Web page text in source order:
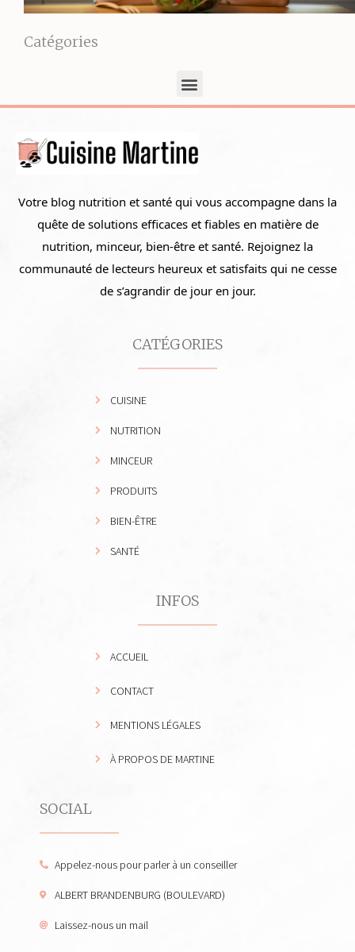
Catégories
Votre blog nutrition et santé qui vous accompagne dans la
quête de solutions efficaces et fiables en matière de
nutrition, minceur, bien-être et santé. Rejoignez la
communauté de lecteurs heureux et satisfaits qui ne cesse
de s’agrandir de jour en jour.
CATÉGORIES
CUISINE
NUTRITION
MINCEUR
PRODUITS
BIEN-ÊTRE
SANTÉ
INFOS
ACCUEIL
CONTACT
MENTIONS LÉGALES
À PROPOS DE MARTINE
SOCIAL
Appelez-nous pour parler à un conseiller
ALBERT BRANDENBURG (BOULEVARD)
Laissez-nous un mail